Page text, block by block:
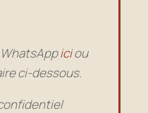
iciou
ci-dessous.